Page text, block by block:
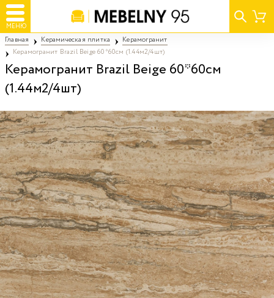
МЕНЮ
Главная Керамическая плитка
Керамогранит
Керамогранит Brazil Beige 60*60см (1.44м2/4шт)
Керамогранит Brazil Beige 60*60см
(1.44м2/4шт)